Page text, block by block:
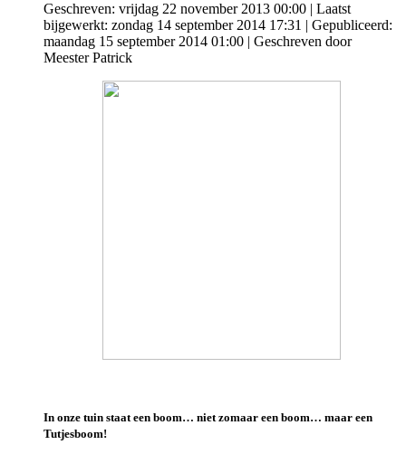
Geschreven: vrijdag 22 november 2013 00:00 | Laatst
bijgewerkt: zondag 14 september 2014 17:31 | Gepubliceerd:
maandag 15 september 2014 01:00 | Geschreven door
Meester Patrick
In onze tuin staat een boom… niet zomaar een boom… maar een
Tutjesboom!